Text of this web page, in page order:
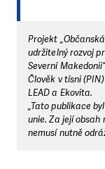
Projekt
udržitelný rozvoj
Severní
Člověk v tísni
LEAD a Ekovita.
„Tato publikace
unie. Za její obsah
nemusí nutně